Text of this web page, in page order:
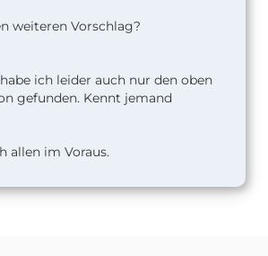
weiteren Vorschlag?
ich leider auch nur den oben
gefunden. Kennt jemand
allen im Voraus.